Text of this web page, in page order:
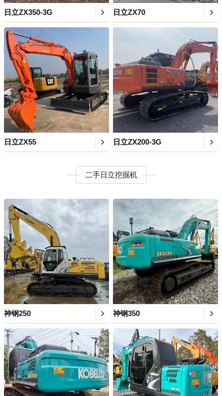
日立ZX350-3G 日立ZX70
日立ZX55 日立ZX200-3G
二手日立挖掘机
神钢250 神钢350